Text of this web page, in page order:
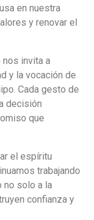
en nuestra
y renovar el
invita a
y la vocación de
Cada gesto de
decisión
que
el espíritu
trabajando
no solo a la
confianza y